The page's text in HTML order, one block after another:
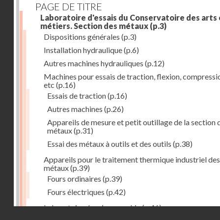
PAGE DE TITRE
Laboratoire d'essais du Conservatoire des arts
métiers. Section des métaux (p.3)
Dispositions générales (p.3)
Installation hydraulique(p.6)
Autres machines hydrauliques (p.12)
Machines pour essais de traction, flexion,
etc (p.16)
Essais de traction(p.16)
Autres machines (p.26)
Appareils de mesure et petit outillage de la section
métaux(p.31)
Essai des métaux à outils et des outils (p.38)
Appareils pour le traitement thermique industriel des
métaux(p.39)
Fours ordinaires (p.39)
Fours électriques (p.42)
Laboratoire de micrographie(p.46)